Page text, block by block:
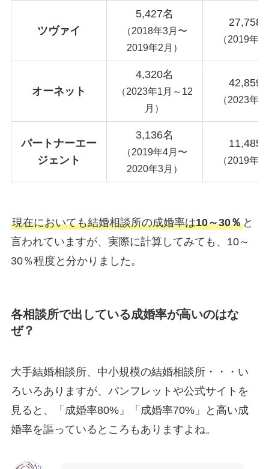
ツヴァイ
5,427名
（2018年3月〜
2019年2月）
27,758
（2019年2
オーネット
4,320名
（2023年1月～12
月）
42,859
（2023年1
パートナーエー
ジェント
3,136名
（2019年4月〜
2020年3月）
11,485
（2019年4
現在においても結婚相談所の成婚率は10～30％と
言われていますが、実際に計算してみても、10～
30％程度と分かりました。
各相談所で出している成婚率が高いのはな
ぜ？
大手結婚相談所、中小規模の結婚相談所・・・い
ろいろありますが、パンフレットや公式サイトを
見ると、「成婚率80%」「成婚率70%」と高い成
婚率を謳っているところもありますよね。